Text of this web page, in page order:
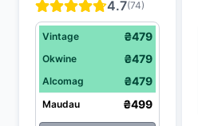
4.7(74)
Vintage ₴479
Okwine ₴479
Alcomag ₴479
Maudau ₴499